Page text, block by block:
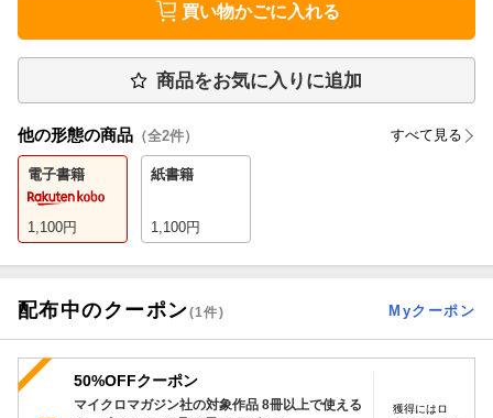
買い物かごに入れる
商品をお気に入りに追加
他の形態の商品 （全2件） すべて見る
電子書籍
1,100円
紙書籍
1,100円
配布中のクーポン(1件) Myクーポン
50%OFFクーポン
マイクロマガジン社の対象作品 8冊以上で使える
獲得にはロ